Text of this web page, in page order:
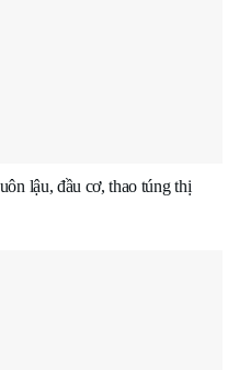
lậu, đầu cơ, thao túng thị